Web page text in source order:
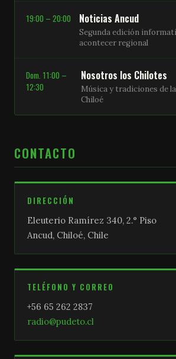
19:00 – 20:00 Noticias Ancud
Segunda edición
acontecer regional
Dom. 11:00 –
12:30
Nosotros los Chilotes
Música y tradiciones de
Chiloé
CONTACTO
DIRECCIÓN
Eleuterio Ramírez 340, 2.° Piso
Ancud, Chiloé, Chile
TELÉFONO Y CORREO
+56 65 262 2837
radio@pudeto.cl